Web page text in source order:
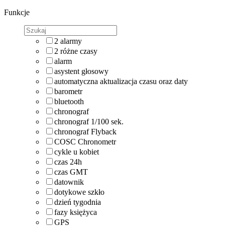
Funkcje
2 alarmy
2 różne czasy
alarm
asystent głosowy
automatyczna aktualizacja czasu oraz daty
barometr
bluetooth
chronograf
chronograf 1/100 sek.
chronograf Flyback
COSC Chronometr
cykle u kobiet
czas 24h
czas GMT
datownik
dotykowe szkło
dzień tygodnia
fazy księżyca
GPS